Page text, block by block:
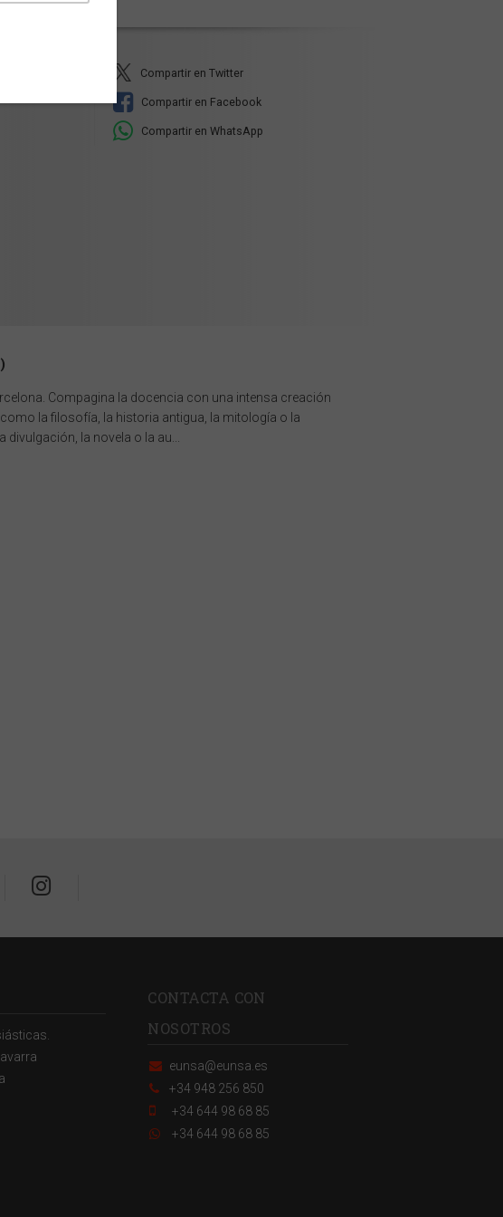
Compartir en Twitter
Compartir en Facebook
Compartir en WhatsApp
Compagina la docencia con una intensa creación
la filosofía, la historia antigua, la mitología o la
la novela o la au...
CONTACTA CON
NOSOTROS
eunsa@eunsa.es
+34 948 256 850
+34 644 98 68 85
+34 644 98 68 85